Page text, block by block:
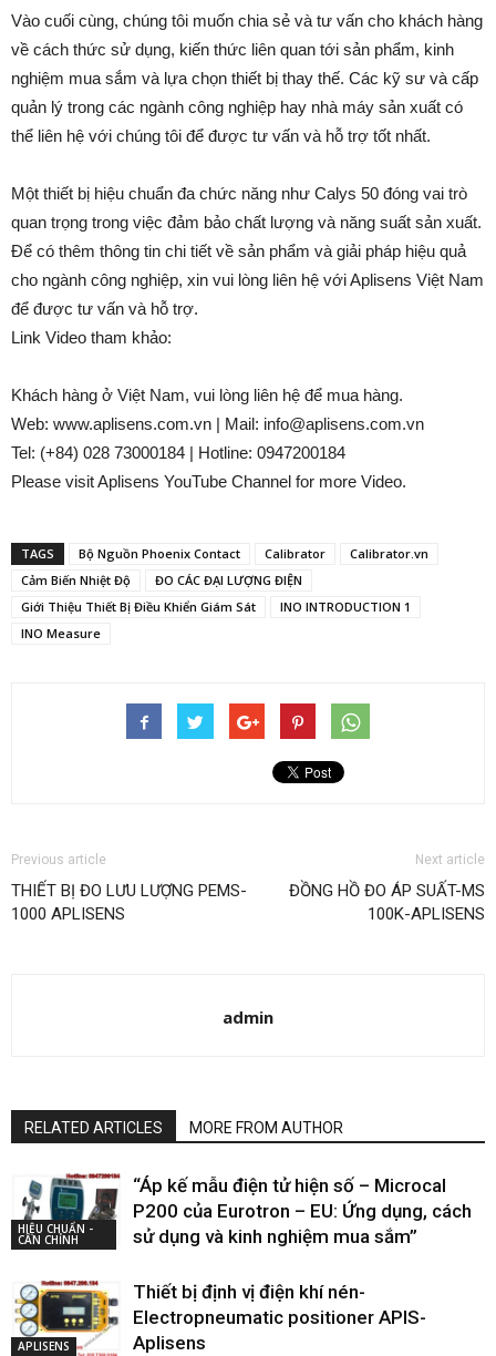
Vào cuối cùng, chúng tôi muốn chia sẻ và tư vấn cho khách hàng
về cách thức sử dụng, kiến thức liên quan tới sản phẩm, kinh
nghiệm mua sắm và lựa chọn thiết bị thay thế. Các kỹ sư và cấp
quản lý trong các ngành công nghiệp hay nhà máy sản xuất có
thể liên hệ với chúng tôi để được tư vấn và hỗ trợ tốt nhất.
Một thiết bị hiệu chuẩn đa chức năng như Calys 50 đóng vai trò
quan trọng trong việc đảm bảo chất lượng và năng suất sản xuất.
Để có thêm thông tin chi tiết về sản phẩm và giải pháp hiệu quả
cho ngành công nghiệp, xin vui lòng liên hệ với Aplisens Việt Nam
để được tư vấn và hỗ trợ.
Link Video tham khảo:
Khách hàng ở Việt Nam, vui lòng liên hệ để mua hàng.
Web: www.aplisens.com.vn | Mail: info@aplisens.com.vn
Tel: (+84) 028 73000184 | Hotline: 0947200184
Please visit Aplisens YouTube Channel for more Video.
TAGS Bộ Nguồn Phoenix Contact Calibrator
Calibrator.vn
Cảm Biến Nhiệt Độ
ĐO CÁC ĐẠI LƯỢNG ĐIỆN
Giới Thiệu Thiết Bị Điều Khiển Giám Sát
INO INTRODUCTION 1
INO Measure
Previous article
THIẾT BỊ ĐO LƯU LƯỢNG PEMS-
1000 APLISENS
Next article
ĐỒNG HỒ ĐO ÁP SUẤT-MS
100K-APLISENS
admin
RELATED ARTICLES MORE FROM AUTHOR
HIỆU CHUẨN -
CÂN CHỈNH
“Áp kế mẫu điện tử hiện số – Microcal
P200 của Eurotron – EU: Ứng dụng, cách
sử dụng và kinh nghiệm mua sắm”
APLISENS
Thiết bị định vị điện khí nén-
Electropneumatic positioner APIS-
Aplisens